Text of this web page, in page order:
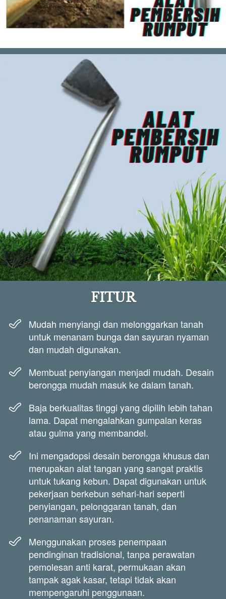
FITUR
Mudah menyiangi dan melonggarkan tanah
untuk menanam bunga dan sayuran nyaman
dan mudah digunakan.
Membuat penyiangan menjadi mudah. Desain
berongga mudah masuk ke dalam tanah.
Baja berkualitas tinggi yang dipilih lebih tahan
lama. Dapat mengalahkan gumpalan keras
atau gulma yang membandel.
Ini mengadopsi desain berongga khusus dan
merupakan alat tangan yang sangat praktis
untuk tukang kebun. Dapat digunakan untuk
pekerjaan berkebun sehari-hari seperti
penyiangan, pelonggaran tanah, dan
penanaman sayuran.
Menggunakan proses penempaan
pendinginan tradisional, tanpa perawatan
pemolesan anti karat, permukaan akan
tampak agak kasar, tetapi tidak akan
mempengaruhi penggunaan.